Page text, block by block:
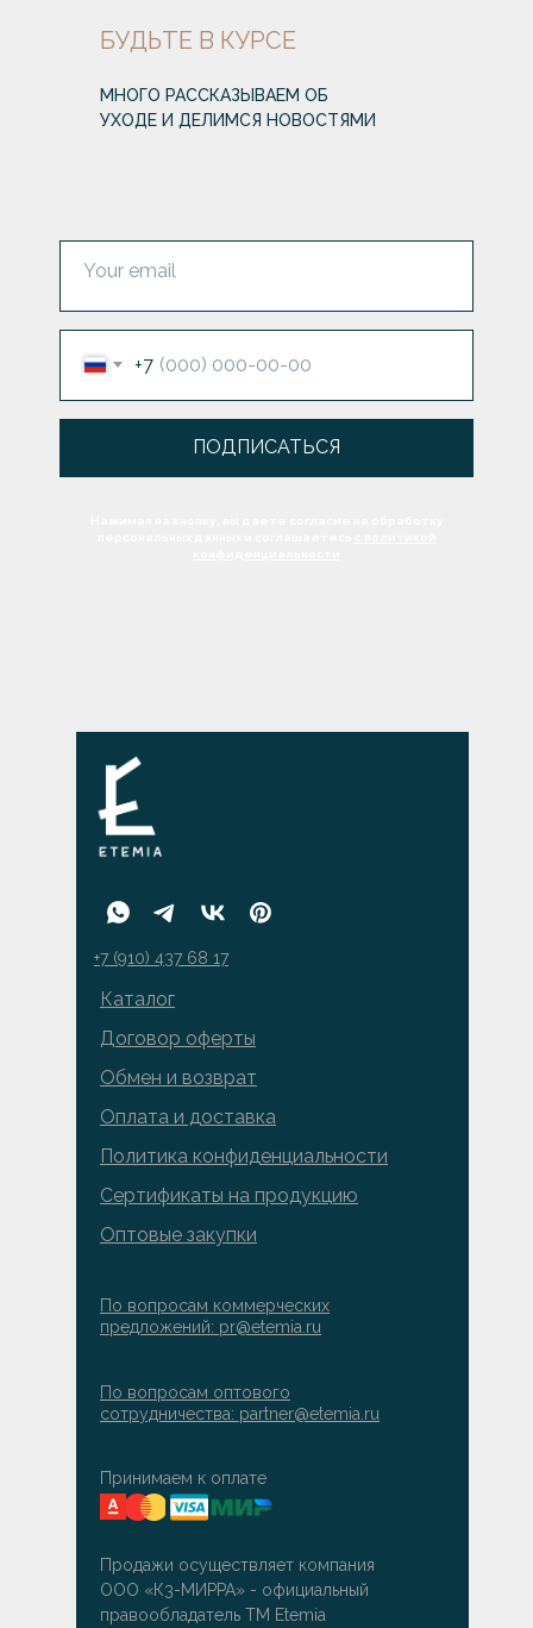
БУДЬТЕ В КУРСЕ
МНОГО РАССКАЗЫВАЕМ ОБ
УХОДЕ И ДЕЛИМСЯ НОВОСТЯМИ
Your email
+7
ПОДПИСАТЬСЯ
Продажи осуществляет компания
ООО «К3-МИРРА» - официальный
правообладатель ТМ Etemia
По вопросам оптового
сотрудничества: partner@etemia.ru
Оплата и доставка
Обмен и возврат
Каталог
Политика конфиденциальности
Договор оферты
Оптовые закупки
Сертификаты на продукцию
Принимаем к оплате
По вопросам коммерческих
предложений: pr@etemia.ru
+7 (910) 437 68 17